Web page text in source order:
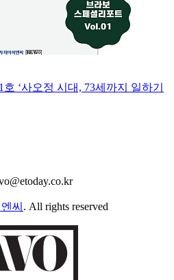
‘사오정 시대, 73세까지 일하기
씨 . All rights reserved